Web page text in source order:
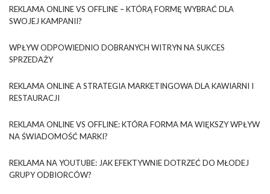
REKLAMA ONLINE VS OFFLINE – KTÓRĄ FORMĘ WYBRAĆ DLA
SWOJEJ KAMPANII?
WPŁYW ODPOWIEDNIO DOBRANYCH WITRYN NA SUKCES
SPRZEDAŻY
REKLAMA ONLINE A STRATEGIA MARKETINGOWA DLA KAWIARNI I
RESTAURACJI
REKLAMA ONLINE VS OFFLINE: KTÓRA FORMA MA WIĘKSZY WPŁYW
NA ŚWIADOMOŚĆ MARKI?
REKLAMA NA YOUTUBE: JAK EFEKTYWNIE DOTRZEĆ DO MŁODEJ
GRUPY ODBIORCÓW?